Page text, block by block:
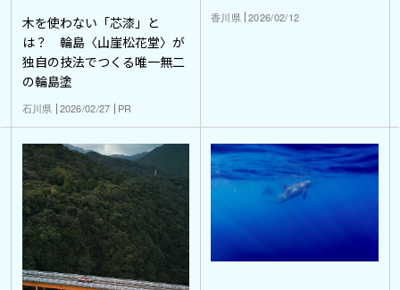
木を使わない「芯漆」と
は？ 輪島〈山崖松花堂〉が
独自の技法でつくる唯一無二
の輪島塗
石川県 2026/02/27 PR
香川県 2026/02/12